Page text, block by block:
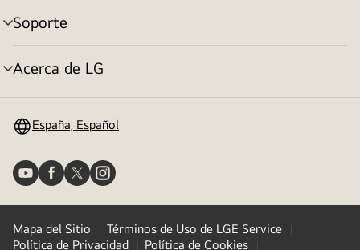
Soporte
Alternar
menú
Acerca de LG
Alternar
España, Español
Mapa del Sitio
Términos de Uso de LGE Service
Política de Privacidad
Política de Cookies